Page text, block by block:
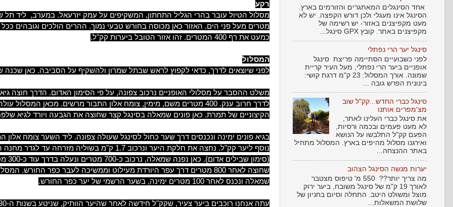
רקע
מטרים מעל פני הים. האזור כאן מכוסה בחורש טבעי נמוך. ההרים הולכים וגובהים
כמעט את רף 400 המטרים. זהו אזור הטובל ביערות קק"ל.
המסלול
לפני שיוצאים לדרך, כדאי לקפוץ לראש שבתל שמרון ולהשקיף על הסביבה. כאן שכנה
הקיצוניים של תמרת. כאן פונים שמאלה בסינגל קצר שחוצה את הגבעה ויורד לגיא
בגיא פונים ימינה ונכנסים דרך שער כחול לסינגל שעולה צפונה. ליד השער צומח
נוסף ליער קק"ל. נחצה את חלקת היער ונרכוב 1.7
שחוצה לאחר 800 מטרים דרך עפר היורדת מעילוט וממשיכה לעבר כפר
שמאלה ונכנס לאחר 100 מטרים ימינה, בשער הרשמי של יער כפר החורש.
אחד הסינגלים המאתגרים והזורמים בארץ.
הסינגל אינו מעגלי ולכן דורש הקפצה. יש לא
מעט מקפיצנים באזור- יש רשימה של
מקפיצנים באתר. קובץ GPX סינגל...
סינגל יער הרי נפתלי
לפני כשבועיים הסתיימה פריצת סינגל
אופניים ביער הרי נפתלי, מעל העיר קריית
שמונה. אורך המסלול: 23 ק"מ דרגת קושי:
בינונית הפרש גובה ...
סינגל כברי החדש...קק"ל שוב
מצ'מפרים אותנו
את סינגל כברי העלינו לאתר,
לא מעט פעמים ובכמה ורסיות,
הפעם קק"ל התלבשו על הנושא
ואירגנו מסלול מהיפים בארץ. המסלול מתחיל
באתר ההנצחה...
יערות מנשה הסינגל הצהוב
מה צריך יותר?? 550 מ' טיפוס מצטבר
לאורך 19 ק"מ של סינגל משובח, ביער ירוק
מוצל ומשולט היטב. התחלה וסיום בחניון של
שלושת המשאלות...